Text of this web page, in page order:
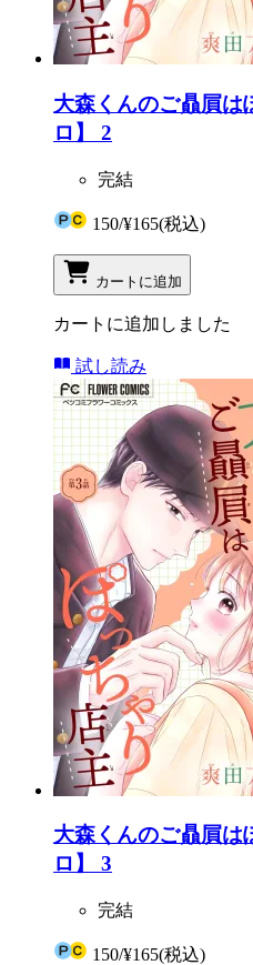
大森くんのご贔屓は
ロ】 2
完結
150/¥165(税込)
カートに追加
カートに追加しました
試し読み
大森くんのご贔屓は
ロ】 3
完結
150/¥165(税込)